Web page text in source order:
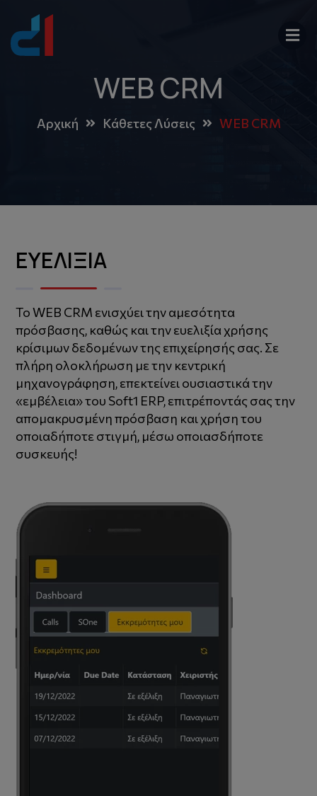
WEB CRM
Αρχική Κάθετες Λύσεις WEB CRM
ΕΥΕΛΙΞΙΑ
Το WEB CRM ενισχύει την αμεσότητα
πρόσβασης, καθώς και την ευελιξία χρήσης
κρίσιμων δεδομένων της επιχείρησής σας. Σε
πλήρη ολοκλήρωση με την κεντρική
μηχανογράφηση, επεκτείνει ουσιαστικά την
«εμβέλεια» του Soft1 ERP, επιτρέποντάς σας την
απομακρυσμένη πρόσβαση και χρήση του
οποιαδήποτε στιγμή, μέσω οποιασδήποτε
συσκευής!